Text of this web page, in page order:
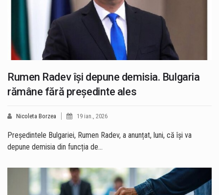
Rumen Radev își depune demisia. Bulgaria
rămâne fără președinte ales
Nicoleta Borzea 19 ian., 2026
Președintele Bulgariei, Rumen Radev, a anunțat, luni, că își va
depune demisia din funcția de…